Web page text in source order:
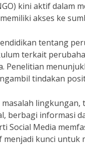
kini aktif dalam
akses ke
tentang
terkait
Penelitian
tindakan
berbagi informasi
Social Media
kunci untuk